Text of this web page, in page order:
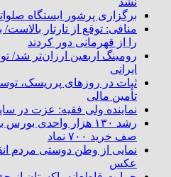
برگزاری پرشور ایستگاه
منافی: توقع از تارتار
را از قهرمانی دور کردند
رومینگ اربعین ارزان‌تر شد/
ایرانی
ثبات در روزهای پرریسک،
تأمین مالی
نماینده ولی فقیه: عزت در
صف خرید ۷۰۰ نماد
نمایی از وطن دوستی مردم
عکس